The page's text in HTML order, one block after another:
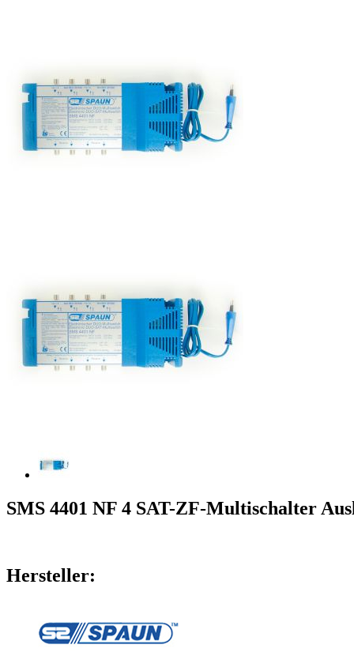
SMS 4401 NF 4 SAT-ZF-Multischalter
Hersteller: